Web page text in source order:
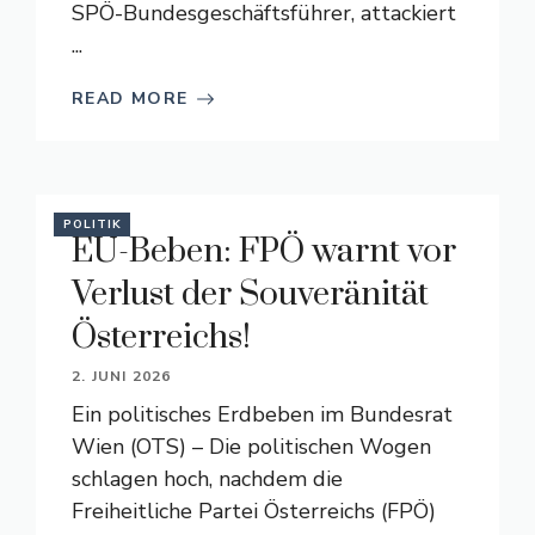
SPÖ-Bundesgeschäftsführer, attackiert
...
READ MORE
POLITIK
EU-Beben: FPÖ warnt vor
Verlust der Souveränität
Österreichs!
2. JUNI 2026
Ein politisches Erdbeben im Bundesrat
Wien (OTS) – Die politischen Wogen
schlagen hoch, nachdem die
Freiheitliche Partei Österreichs (FPÖ)